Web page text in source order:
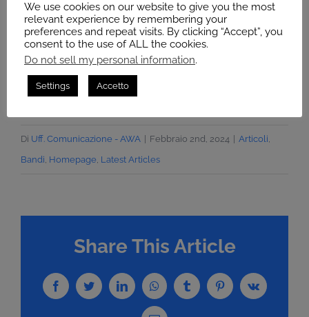
Di Uff. Comunicazione - AWA Febbraio 2nd, 2024 Articoli
Bandi Homepage Latest Articles
Share This Article
FacebookTwitterLinkedInWhatsAppTumblrPinterestVk
We use cookies on our website to give you the most
relevant experience by remembering your
preferences and repeat visits. By clicking “Accept”, you
consent to the use of ALL the cookies.
Do not sell my personal information.
Settings Accetto